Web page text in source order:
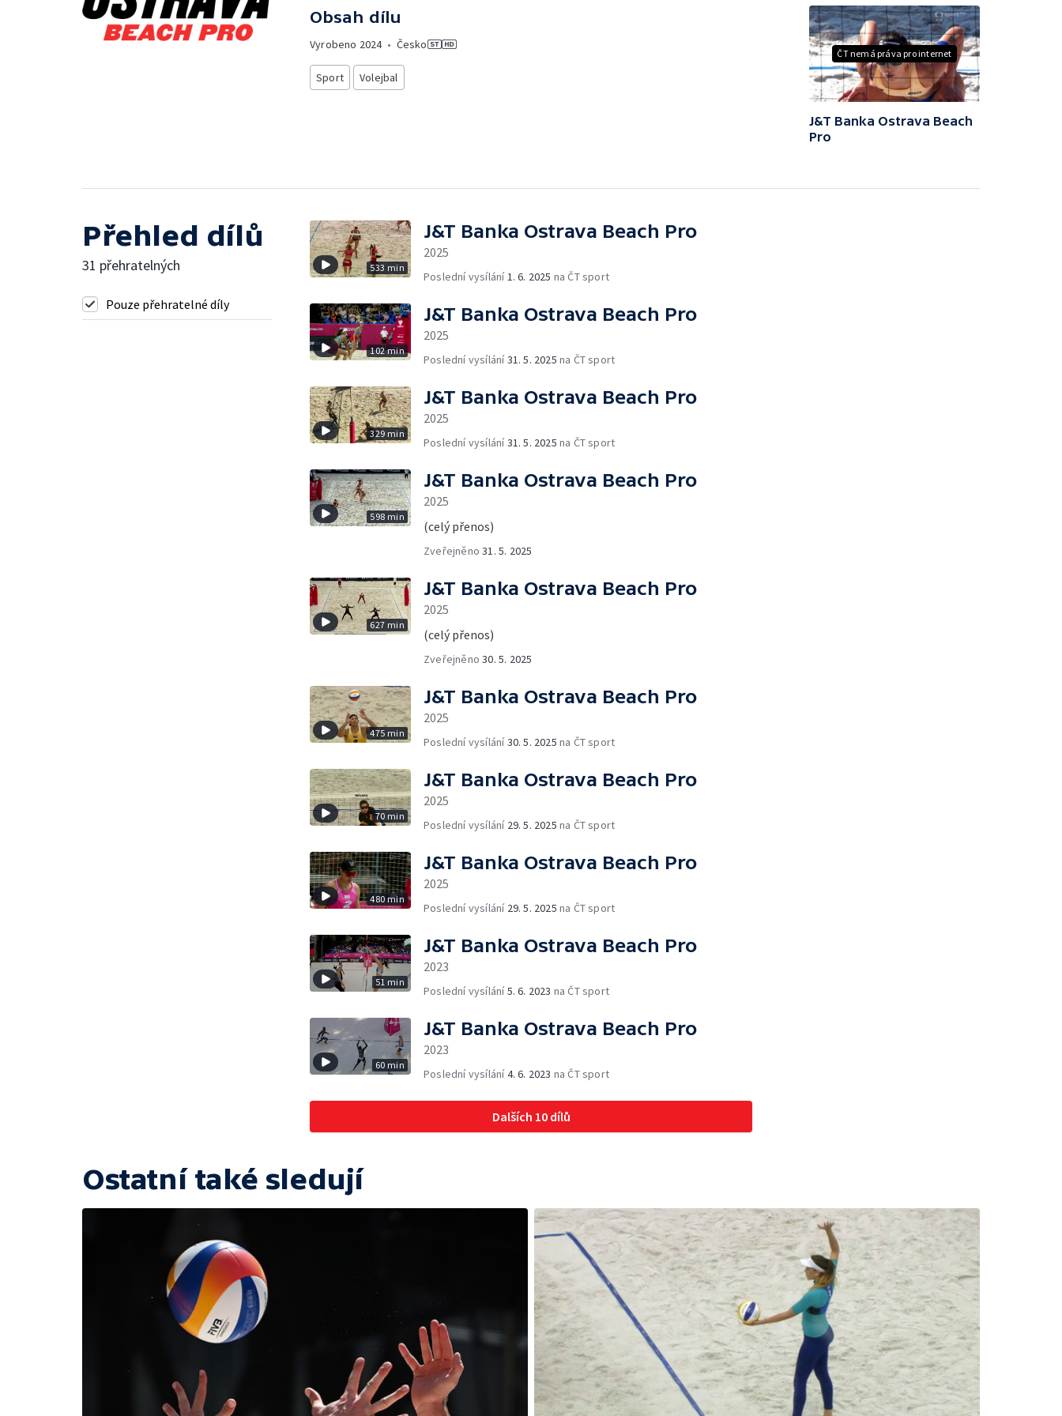
Obsah dílu
Vyrobeno 2024• Česko
Sport Volejbal
ČT nemá práva pro internet
J&T Banka Ostrava Beach
Pro
Přehled dílů
31 přehratelných
Pouze přehratelné díly
533 min
J&T Banka Ostrava Beach Pro
2025
Poslední vysílání 1. 6. 2025 na ČT sport
102 min
J&T Banka Ostrava Beach Pro
2025
Poslední vysílání31. 5. 2025 na ČT sport
329 min
J&T Banka Ostrava Beach Pro
2025
Poslední vysílání31. 5. 2025 na ČT sport
598 min
J&T Banka Ostrava Beach Pro
2025
(celý přenos)
Zveřejněno31. 5. 2025
627 min
J&T Banka Ostrava Beach Pro
2025
(celý přenos)
Zveřejněno30. 5. 2025
475 min
J&T Banka Ostrava Beach Pro
2025
Poslední vysílání30. 5. 2025 na ČT sport
70 min
J&T Banka Ostrava Beach Pro
2025
Poslední vysílání 29. 5. 2025 na ČT sport
480 min
J&T Banka Ostrava Beach Pro
2025
Poslední vysílání 29. 5. 2025 na ČT sport
51 min
J&T Banka Ostrava Beach Pro
2023
Poslední vysílání5. 6. 2023 na ČT sport
60 min
J&T Banka Ostrava Beach Pro
2023
Poslední vysílání4. 6. 2023 na ČT sport
Dalších 10 dílů
Ostatní také sledují